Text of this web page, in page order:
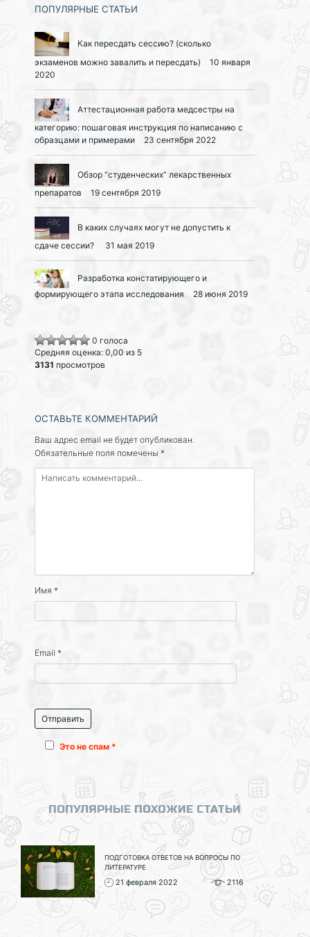
ПОПУЛЯРНЫЕ СТАТЬИ
Как пересдать сессию? (сколько
экзаменов можно завалить и пересдать)
10 января
2020
Аттестационная работа медсестры на
категорию: пошаговая инструкция по написанию с
образцами и примерами
23 сентября 2022
Обзор “студенческих” лекарственных
препаратов
19 сентября 2019
В каких случаях могут не допустить к
сдаче сессии?
31 мая 2019
Разработка констатирующего и
формирующего этапа исследования
28 июня 2019
0 голоса
Средняя оценка: 0,00 из 5
3131 просмотров
ОСТАВЬТЕ КОММЕНТАРИЙ
Ваш адрес email не будет опубликован.
Обязательные поля помечены *
Имя *
Email *
Это не спам *
ПОПУЛЯРНЫЕ ПОХОЖИЕ СТАТЬИ
ПОДГОТОВКА ОТВЕТОВ НА ВОПРОСЫ ПО
ЛИТЕРАТУРЕ
21 февраля 2022 2116